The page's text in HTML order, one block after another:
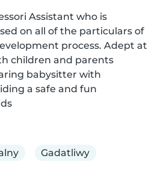
Assistant who is
on all of the particulars of
process. Adept at
children and parents
babysitter with
a safe and fun
Gadatliwy